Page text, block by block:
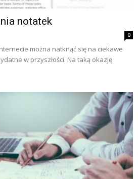
notatek
0
można natknąć się na ciekawe
w przyszłości. Na taką okazję